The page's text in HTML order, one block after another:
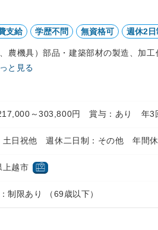
支給 学歴不問 無資格可 週休2日
農機具）部品・建築部材の製造、加
と見る
～303,800円 賞与：あり 年3
土日祝他 週休二日制：その他 年間休
上越市
制限あり （69歳以下）